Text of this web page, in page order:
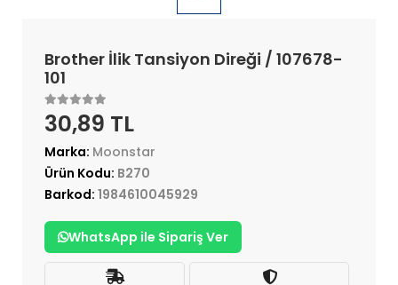
Brother İlik Tansiyon Direği / 107678-
101
30,89 TL
Marka: Moonstar
Ürün Kodu: B270
Barkod: 1984610045929
WhatsApp ile Sipariş Ver